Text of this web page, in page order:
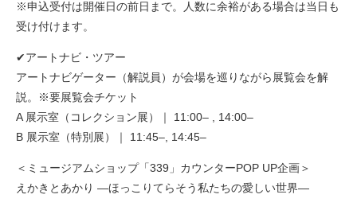
※申込受付は開催日の前日まで。人数に余裕がある場合は当日も
受け付けます。
✔アートナビ・ツアー
アートナビゲーター（解説員）が会場を巡りながら展覧会を解
説。※要展覧会チケット
A 展示室（コレクション展）｜ 11:00– , 14:00–
B 展示室（特別展）｜ 11:45–, 14:45–
＜ミュージアムショップ「339」カウンターPOP UP企画＞
えかきとあかり —ほっこりてらそう私たちの愛しい世界—